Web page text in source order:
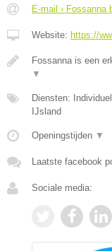
E-mail › Fossanna
Website: https://
Fossanna is een
▼
Diensten:
IJsland
Openingstijden ▼
Laatste facebook
Sociale media: